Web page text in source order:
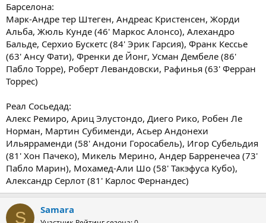
Барселона:
Марк-Андре тер Штеген, Андреас Кристенсен, Жорди
Альба, Жюль Кунде (46' Маркос Алонсо), Алехандро
Бальде, Серхио Бускетс (84' Эрик Гарсия), Франк Кессье
(63' Ансу Фати), Френки де Йонг, Усман Дембеле (86'
Пабло Торре), Роберт Левандовски, Рафинья (63' Ферран
Торрес)
Реал Сосьедад:
Алекс Ремиро, Ариц Элустондо, Диего Рико, Робен Ле
Норман, Мартин Субименди, Асьер Андонехи
Ильярраменди (58' Андони Горосабель), Игор Субельдия
(81' Хон Пачеко), Микель Мерино, Андер Барренечеа (73'
Пабло Марин), Мохамед-Али Шо (58' Такэфуса Кубо),
Александр Серлот (81' Карлос Фернандес)
S Samara